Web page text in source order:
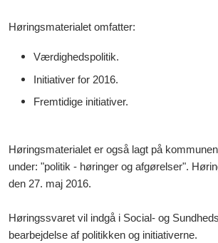
Høringsmaterialet omfatter:
Værdighedspolitik.
Initiativer for 2016.
Fremtidige initiativer.
Høringsmaterialet er også lagt på
under: "politik - høringer og afgørelser".
den 27. maj 2016.
Høringssvaret vil indgå i Social- og
bearbejdelse af politikken og initiativerne.